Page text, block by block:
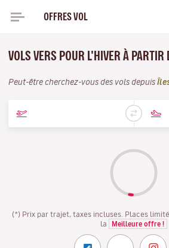
OFFRES VOL
VOLS VERS POUR L'HIVER À PARTIR
Peut-être cherchez-vous des vols depuis
(*) Prix par trajet, taxes incluses. Places
la
Meilleure offre !